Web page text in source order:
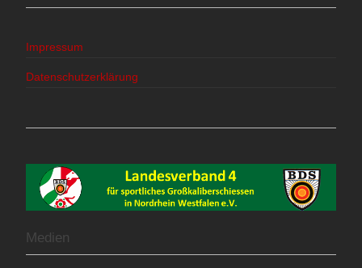
Impressum
Datenschutzerklärung
Medien